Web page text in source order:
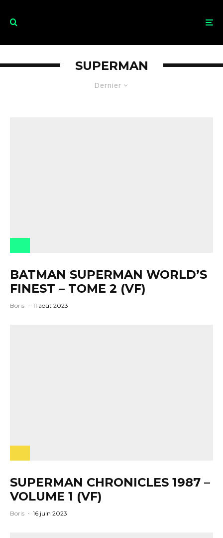
Dernier
SUPERMAN
BATMAN SUPERMAN WORLD’S
FINEST – TOME 2 (VF)
Boris · 11 août 2023
SUPERMAN CHRONICLES 1987 –
VOLUME 1 (VF)
Boris · 16 juin 2023